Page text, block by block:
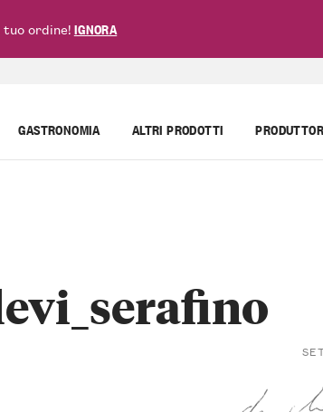
GASTRONOMIA ALTRI PRODOTTI
ordine!IGNORA